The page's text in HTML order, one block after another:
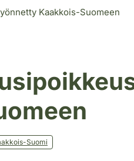
Kaakkois-Suomeen
Suomi